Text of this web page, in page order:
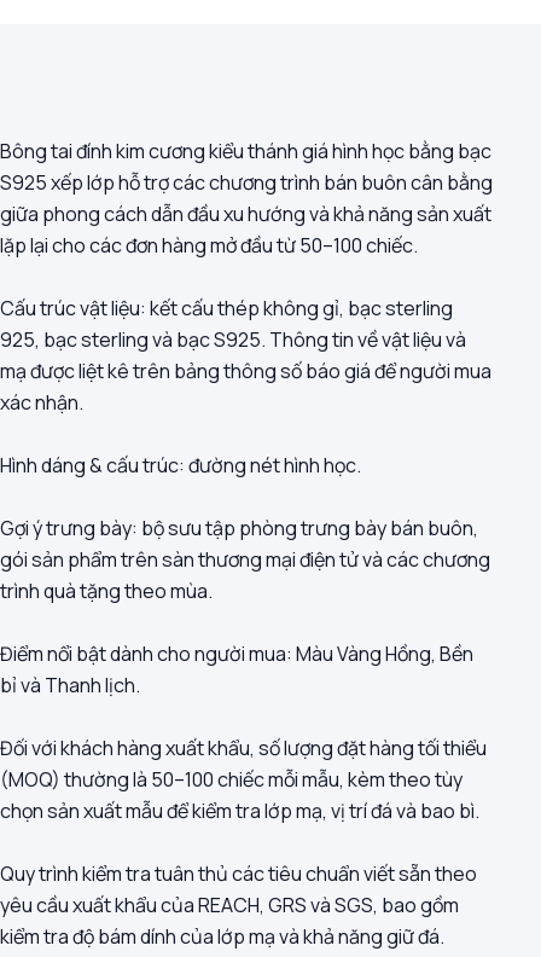
Bông tai đính kim cương kiểu thánh giá hình học bằng bạc
S925 xếp lớp hỗ trợ các chương trình bán buôn cân bằng
giữa phong cách dẫn đầu xu hướng và khả năng sản xuất
lặp lại cho các đơn hàng mở đầu từ 50–100 chiếc.
Cấu trúc vật liệu: kết cấu thép không gỉ, bạc sterling
925, bạc sterling và bạc S925. Thông tin về vật liệu và
mạ được liệt kê trên bảng thông số báo giá để người mua
xác nhận.
Hình dáng & cấu trúc: đường nét hình học.
Gợi ý trưng bày: bộ sưu tập phòng trưng bày bán buôn,
gói sản phẩm trên sàn thương mại điện tử và các chương
trình quà tặng theo mùa.
Điểm nổi bật dành cho người mua: Màu Vàng Hồng, Bền
bỉ và Thanh lịch.
Đối với khách hàng xuất khẩu, số lượng đặt hàng tối thiểu
(MOQ) thường là 50–100 chiếc mỗi mẫu, kèm theo tùy
chọn sản xuất mẫu để kiểm tra lớp mạ, vị trí đá và bao bì.
Quy trình kiểm tra tuân thủ các tiêu chuẩn viết sẵn theo
yêu cầu xuất khẩu của REACH, GRS và SGS, bao gồm
kiểm tra độ bám dính của lớp mạ và khả năng giữ đá.